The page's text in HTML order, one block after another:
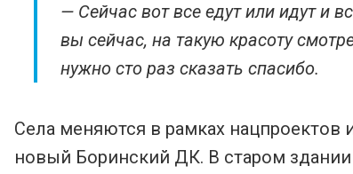
— Сейчас вот все едут или идут и
вы сейчас, на такую красоту
нужно сто раз сказать спасибо.
Села меняются в рамках нацпроектов
новый Боринский ДК. В старом